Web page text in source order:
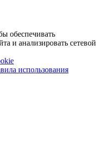
обеспечивать
и анализировать сетевой
использования